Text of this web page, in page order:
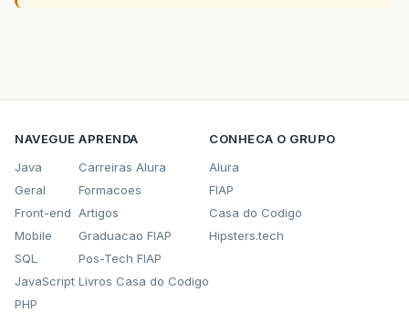
NAVEGUE
Java
Geral
Front-end
Mobile
SQL
JavaScript
PHP
APRENDA
Carreiras Alura
Formacoes
Artigos
Graduacao FIAP
Pos-Tech FIAP
Livros Casa do Codigo
CONHECA O GRUPO
Alura
FIAP
Casa do Codigo
Hipsters.tech